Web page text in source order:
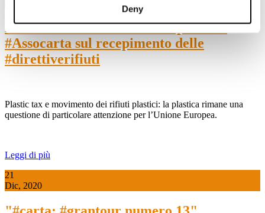
Deny
L'#Essenziale numero 18: il punto di
#Assocarta sul recepimento delle
#direttiverifiuti
Plastic tax e movimento dei rifiuti plastici: la plastica rimane una
questione di particolare attenzione per l’Unione Europea.
Leggi di più
21
Dic, 2020